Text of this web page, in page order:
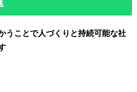
うことで人づくりと持続可能な社